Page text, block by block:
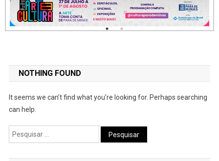
NOTHING FOUND
It seems we can’t find what you’re looking for. Perhaps searching
can help.
Pesquisar
por: